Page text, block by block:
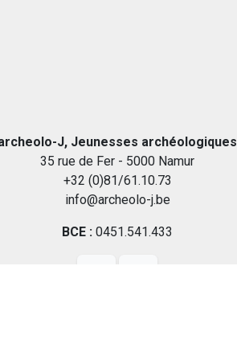
J, Jeunesses archéologiques
35 rue de Fer - 5000 Namur
+32 (0)81/61.10.73
info@archeolo-j.be
BCE : 0451.541.433